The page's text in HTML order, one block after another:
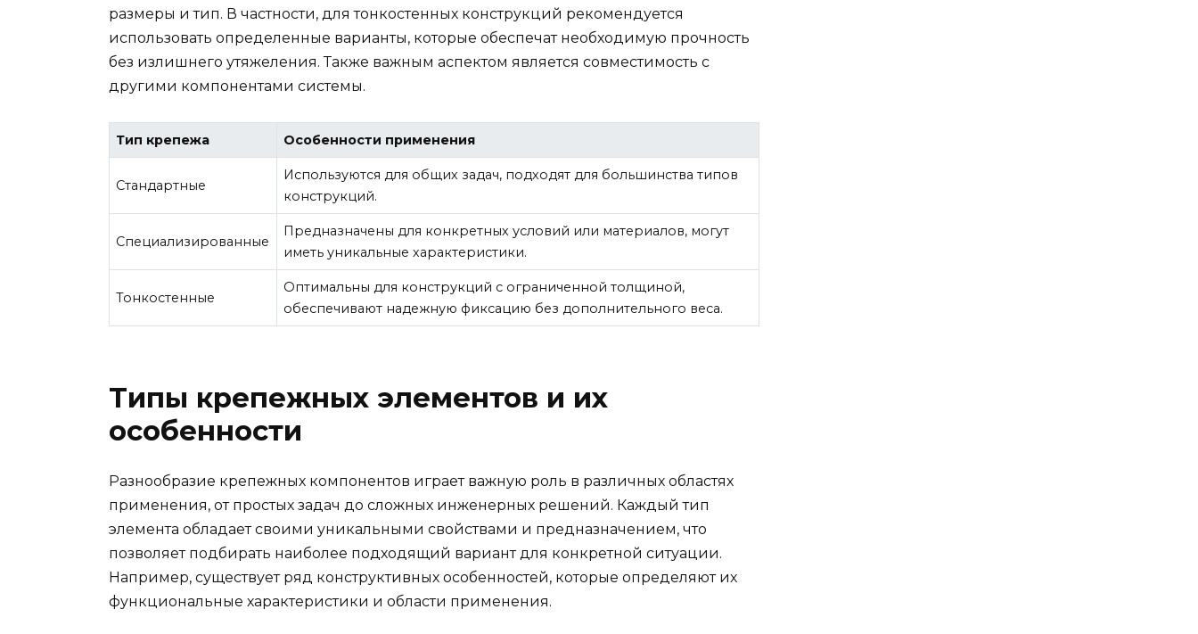
размеры и тип. В частности, для тонкостенных конструкций рекомендуется
использовать определенные варианты, которые обеспечат необходимую прочность
без излишнего утяжеления. Также важным аспектом является совместимость с
другими компонентами системы.
Тип крепежа Особенности применения
Стандартные
Используются для общих задач, подходят для большинства типов
конструкций.
Специализированные
Предназначены для конкретных условий или материалов, могут
иметь уникальные характеристики.
Тонкостенные
Оптимальны для конструкций с ограниченной толщиной,
обеспечивают надежную фиксацию без дополнительного веса.
Типы крепежных элементов и их
особенности
Разнообразие крепежных компонентов играет важную роль в различных областях
применения, от простых задач до сложных инженерных решений. Каждый тип
элемента обладает своими уникальными свойствами и предназначением, что
позволяет подбирать наиболее подходящий вариант для конкретной ситуации.
Например, существует ряд конструктивных особенностей, которые определяют их
функциональные характеристики и области применения.